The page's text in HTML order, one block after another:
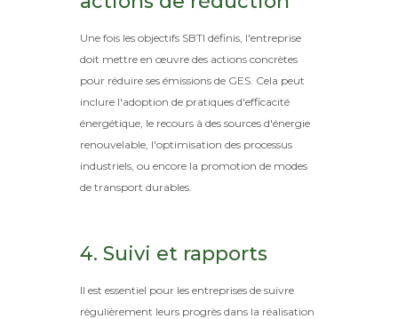
Une fois les objectifs SBTI définis, l'entreprise
doit mettre en œuvre des actions concrètes
pour réduire ses émissions de GES. Cela peut
inclure l'adoption de pratiques d'efficacité
énergétique, le recours à des sources d'énergie
renouvelable, l'optimisation des processus
industriels, ou encore la promotion de modes
de transport durables.
4. Suivi et rapports
Il est essentiel pour les entreprises de suivre
régulièrement leurs progrès dans la réalisation